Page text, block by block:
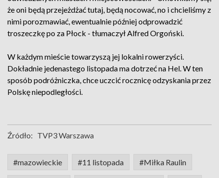
że oni będą przejeżdżać tutaj, będą nocować, no i chcieliśmy z
nimi porozmawiać, ewentualnie później odprowadzić
troszeczkę po za Płock - tłumaczył Alfred Orgoński.
W każdym mieście towarzyszą jej lokalni rowerzyści.
Dokładnie jedenastego listopada ma dotrzeć na Hel. W ten
sposób podróżniczka, chce uczcić rocznicę odzyskania przez
Polskę niepodległości.
Źródło: TVP3 Warszawa
#mazowieckie #11 listopada #Miłka Raulin